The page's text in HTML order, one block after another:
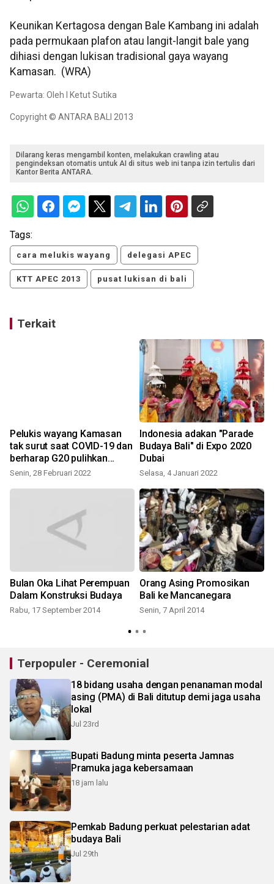
Keunikan Kertagosa dengan Bale Kambang ini adalah
pada permukaan plafon atau langit-langit bale yang
dihiasi dengan lukisan tradisional gaya wayang
Kamasan. (WRA)
Pewarta: Oleh I Ketut Sutika
Copyright © ANTARA BALI 2013
Dilarang keras mengambil konten, melakukan crawling atau
pengindeksan otomatis untuk AI di situs web ini tanpa izin tertulis dari
Kantor Berita ANTARA.
Tags:
cara melukis wayang delegasi APEC
KTT APEC 2013 pusat lukisan di bali
Terkait
Pelukis wayang Kamasan
tak surut saat COVID-19 dan
berharap G20 pulihkan
ekonomi
Senin, 28 Februari 2022
Indonesia adakan "Parade
Budaya Bali" di Expo 2020
Dubai
Selasa, 4 Januari 2022
Bulan Oka Lihat Perempuan
Dalam Konstruksi Budaya
Rabu, 17 September 2014
Orang Asing Promosikan
Bali ke Mancanegara
Senin, 7 April 2014
Terpopuler - Ceremonial
18 bidang usaha dengan penanaman modal
asing (PMA) di Bali ditutup demi jaga usaha
lokal
Jul 23rd
Bupati Badung minta peserta Jamnas
Pramuka jaga kebersamaan
18 jam lalu
Pemkab Badung perkuat pelestarian adat
budaya Bali
Jul 29th